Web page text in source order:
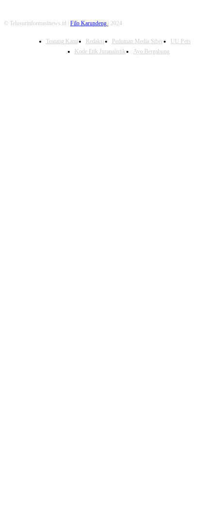
© Telusurinformasinews.id | Filo Karundeng | 2024
Tentang Kami Redaksi Pedoman Media Siber
UU Pers
Kode Etik Juranalistik
Ayo Bergabung